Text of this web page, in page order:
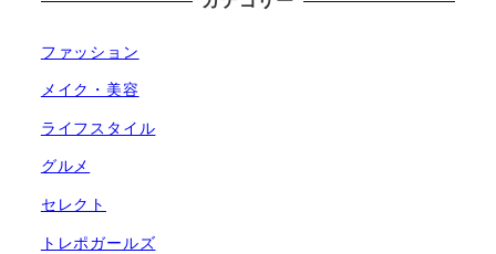
ファッション
メイク・美容
ライフスタイル
グルメ
セレクト
トレポガールズ